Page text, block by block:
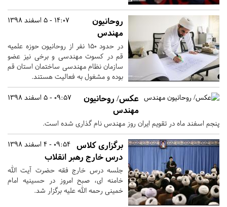
14:07 - 5 اسفند 1398
روحانیون
مهندس
در حدود ۱۵۰ نفر از روحانیون حوزه علمیه
قم در کسوت مهندسی و برخی نیز عضو
سازمان نظام مهندسی ساختمان استان قم
بوده و مشغول به فعالیت هستند.
09:57 - 5 اسفند 1398
عکس/ روحانیون
مهندس
پنجم اسفند ماه در تقویم ایران روز مهندس نام گذاری شده است.
09:54 - 4 اسفند 1398
برگزاری کلاس
درس خارج رهبر انقلاب
جلسه درس خارج فقه حضرت آیت الله
خامنه ای، صبح امروز در حسینیه امام
خمینی رحمه الله علیه برگزار شد.